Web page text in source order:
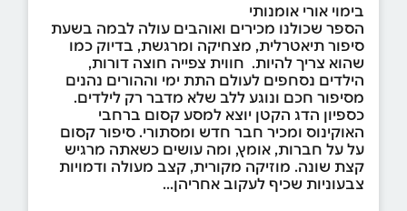
בימוי אורי אומנותי
הספר שכולנו מכירים ואוהבים עולה לבמה בשעת
סיפור תיאטרלית, מצחיקה ומרגשת, בדיוק כמו
שהוא צריך להיות. חווית צפייה חוצה דורות,
הילדים נסחפים לעולם התת ימי וההורים נהנים
מסיפור חכם ונוגע ללב שלא מדבר רק לילדים.
כספיון הדג הקטן יוצא למסע קסום ברחבי
האוקינוס ומכיר חבר חדש ומסתורי. סיפור קסום
על על חברות, אומץ, ומה עושים כשאתה מרגיש
קצת שונה. מוזיקה מקורית, קצב מעולה ודמויות
צבעוניות שכיף לעקוב אחריהן...